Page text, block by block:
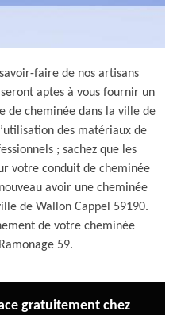
faire de nos artisans
aptes à vous fournir un
de cheminée dans la ville de
des matériaux de
; sachez que les
votre conduit de cheminée
avoir une cheminée
de Wallon Cappel 59190.
de votre cheminée
59.
gratuitement chez